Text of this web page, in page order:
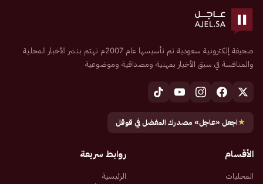
صحيفة إلكترونية سعودية تم تأسيسها عام 2007م تهتم بنشر الأخبار المحلية
والمنافسة في سبق الأخبار بمهنية ومصداقية وموضوعية
★اجعل «عاجل» مصدرك المفضل في قوقل
الأقسام
المحليات
روابط سريعة
الرئيسية